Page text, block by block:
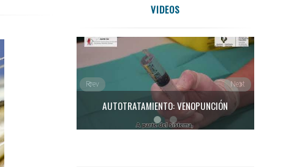
VIDEOS
AUTOTRATAMIENTO: VENOPUNCIÓN
Prev Next